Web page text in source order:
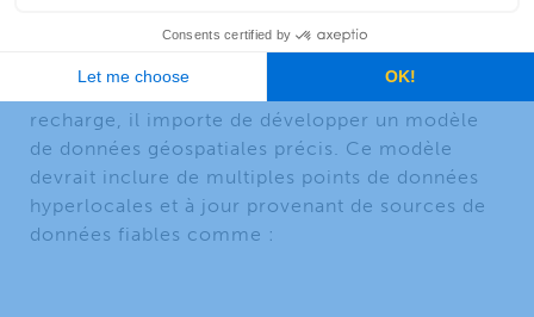
sélectionner le meilleur emplacement
recharge, il importe de développer un modèle
de données géospatiales précis. Ce modèle
devrait inclure de multiples points de données
hyperlocales et à jour provenant de sources de
données fiables comme :